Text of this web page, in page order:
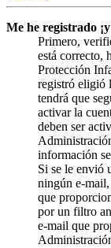
Me he registrado
Primero,
está correcto,
Protección
registró eligió
tendrá que
activar la
deben ser
información
Si se le envió
ningún e-
que
por un filtro
e-mail que